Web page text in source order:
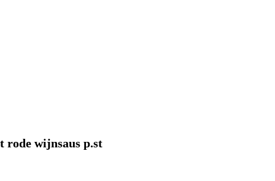
rode wijnsaus p.st